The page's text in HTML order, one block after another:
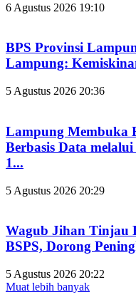
6 Agustus 2026 19:10
BPS Provinsi
Lampung:
5 Agustus 2026 20:36
Lampung Membuka
Berbasis Data
1...
5 Agustus 2026 20:29
Wagub Jihan Tinjau
BSPS, Dorong
5 Agustus 2026 20:22
Muat lebih banyak